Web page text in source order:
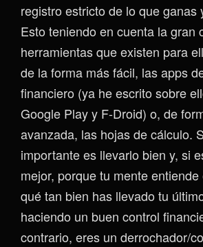
registro estricto de lo que ganas
Esto teniendo en cuenta la gran
herramientas que existen para
de la forma más fácil, las apps
financiero (ya he escrito sobre
Google Play y F-Droid) o, de
avanzada, las hojas de cálculo.
importante es llevarlo bien y, si
mejor, porque tu mente
qué tan bien has llevado tu
haciendo un buen control
contrario, eres un derrochador/